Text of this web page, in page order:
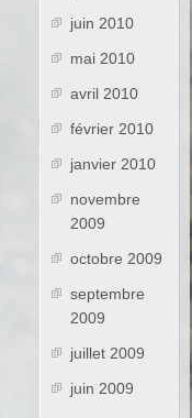
juin 2010
mai 2010
avril 2010
février 2010
janvier 2010
novembre
2009
octobre 2009
septembre
2009
juillet 2009
juin 2009